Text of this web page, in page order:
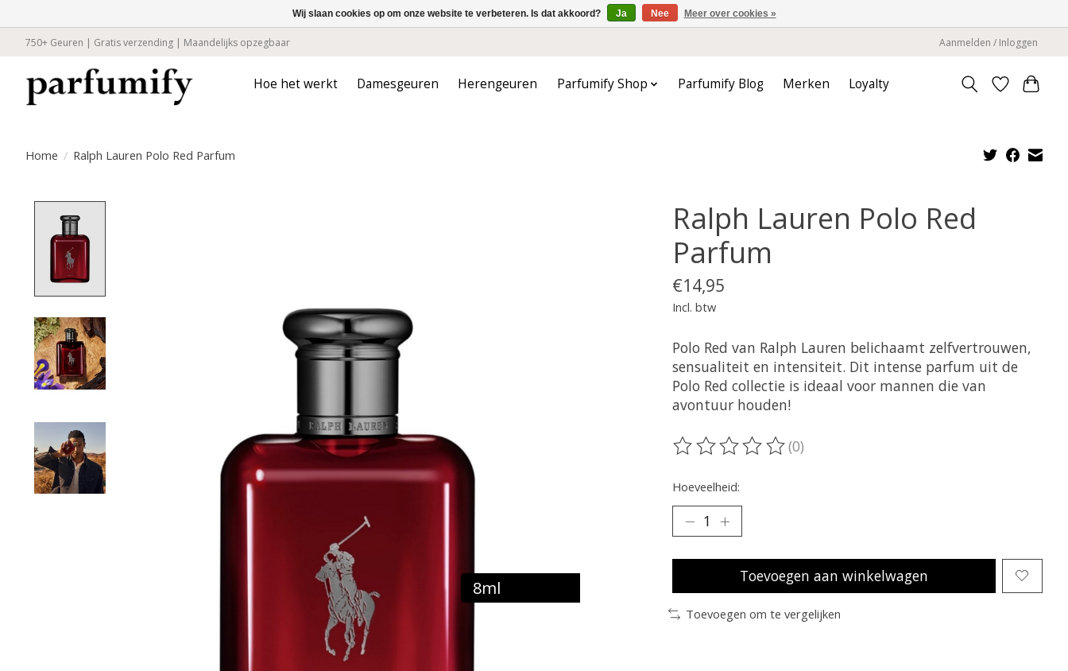
750+ Geuren | Gratis verzending | Maandelijks opzegbaar Aanmelden / Inloggen
Hoe het werkt Damesgeuren Herengeuren Parfumify Shop Parfumify Blog Merken Loyalty
Home / Ralph Lauren Polo Red Parfum
8ml
Ralph Lauren Polo Red
Parfum
€14,95
Incl. btw
Polo Red van Ralph Lauren belichaamt zelfvertrouwen,
sensualiteit en intensiteit. Dit intense parfum uit de
Polo Red collectie is ideaal voor mannen die van
avontuur houden!
De beoordeling van dit product is
(0)
Hoeveelheid:
Toevoegen aan winkelwagen
Toevoegen om te vergelijken
Wij slaan cookies op om onze website te verbeteren. Is dat akkoord? Ja Nee Meer over cookies »